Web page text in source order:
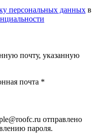
персональных данных в
почту, указанную
почта *
отправлено
пароля.